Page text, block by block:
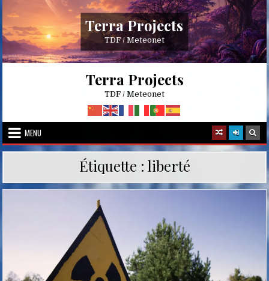
content
Terra Projects
TDF / Meteonet
Terra Projects
TDF / Meteonet
MENU
Étiquette : liberté
in